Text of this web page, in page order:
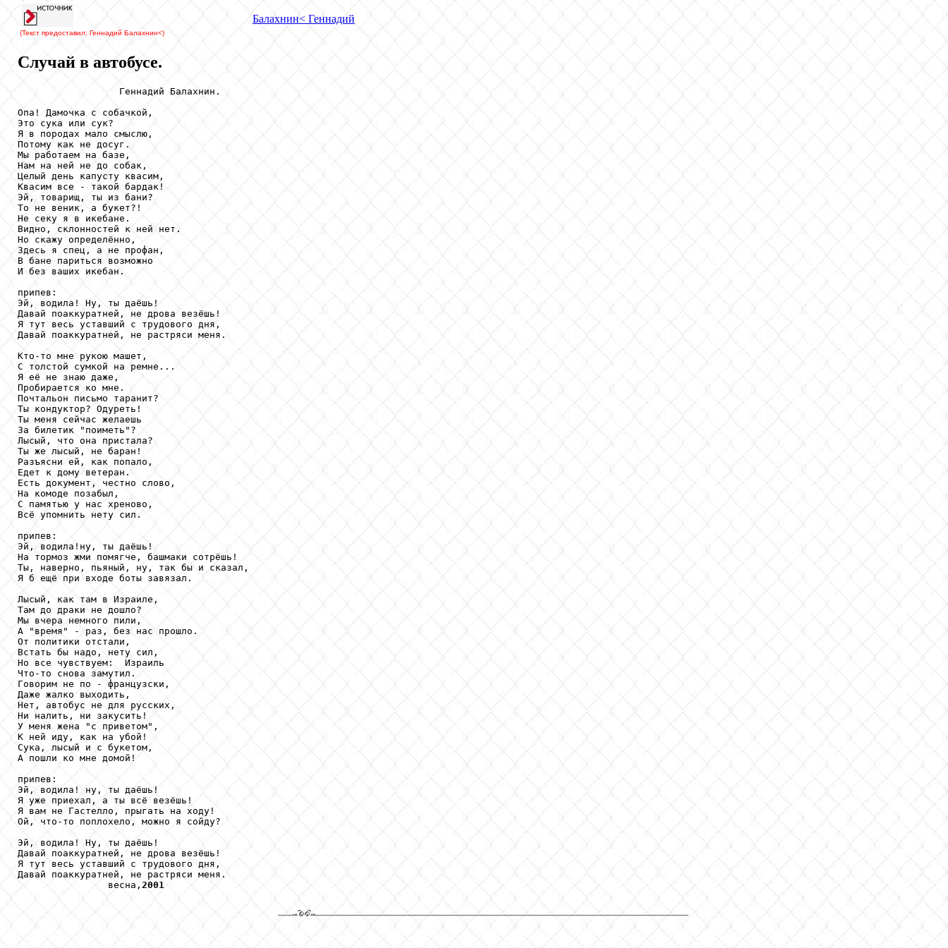
(Текст предоставил: Геннадий Балахнин<)
Балахнин< Геннадий
Случай в автобусе.
                  Геннадий Балахнин.
Опа! Дамочка с собачкой,
Это сука или сук?
Я в породах мало смыслю,
Потому как не досуг.
Мы работаем на базе,
Нам на ней не до собак,
Целый день капусту квасим,
Квасим все - такой бардак!
Эй, товарищ, ты из бани?
То не веник, а букет?!
Не секу я в икебане.
Видно, склонностей к ней нет.
Но скажу определённо,
Здесь я спец, а не профан,
В бане париться возможно
И без ваших икебан.
припев:
Эй, водила! Ну, ты даёшь!
Давай поаккуратней, не дрова везёшь!
Я тут весь уставший с трудового дня,
Давай поаккуратней, не растряси меня.
Кто-то мне рукою машет,
С толстой сумкой на ремне...
Я её не знаю даже,
Пробирается ко мне.
Почтальон письмо таранит?
Ты кондуктор? Одуреть!
Ты меня сейчас желаешь
За билетик "поиметь"?
Лысый, что она пристала?
Ты же лысый, не баран!
Разъясни ей, как попало,
Едет к дому ветеран.
Есть документ, честно слово,
На комоде позабыл,
С памятью у нас хреново,
Всё упомнить нету сил.
припев:
Эй, водила!ну, ты даёшь!
На тормоз жми помягче, башмаки сотрёшь!
Ты, наверно, пьяный, ну, так бы и сказал,
Я б ещё при входе боты завязал.
Лысый, как там в Израиле,
Там до драки не дошло?
Мы вчера немного пили,
А "время" - раз, без нас прошло.
От политики отстали,
Встать бы надо, нету сил,
Но все чувствуем:  Израиль
Что-то снова замутил.
Говорим не по - французски,
Даже жалко выходить,
Нет, автобус не для русских,
Ни налить, ни закусить!
У меня жена "с приветом",
К ней иду, как на убой!
Сука, лысый и с букетом,
А пошли ко мне домой!
припев:
Эй, водила! ну, ты даёшь!
Я уже приехал, а ты всё везёшь!
Я вам не Гастелло, прыгать на ходу!
Ой, что-то поплохело, можно я сойду?
Эй, водила! Ну, ты даёшь!
Давай поаккуратней, не дрова везёшь!
Я тут весь уставший с трудового дня,
Давай поаккуратней, не растряси меня.
                весна,
2001